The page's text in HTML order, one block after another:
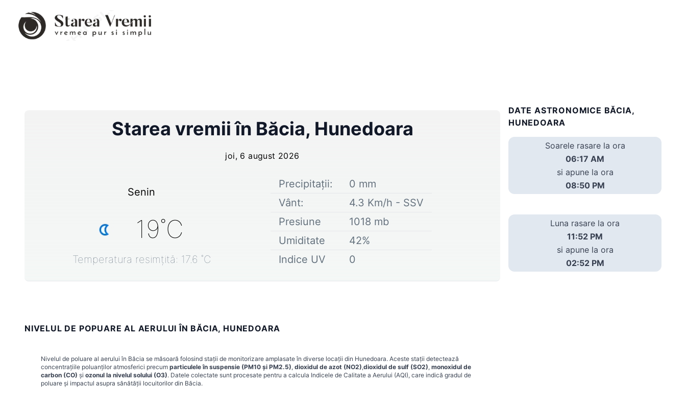
Starea vremii în Băcia, Hunedoara
joi, 6 august 2026
Senin
19˚C
Temperatura resimțită: 17.6 ˚C
Precipitații: 0 mm
Vânt:
4.3 Km/h - SSV
Presiune
1018 mb
Umiditate
42%
Indice UV
0
NIVELUL DE POPUARE AL AERULUI ÎN BĂCIA, HUNEDOARA
Nivelul de poluare al aerului în Băcia se măsoară folosind stații de monitorizare amplasate în diverse locații din Hunedoara. Aceste stații detectează
concentrațiile poluanților atmosferici precum particulele în suspensie (PM10 și PM2.5), dioxidul de azot (NO2),dioxidul de sulf (SO2), monoxidul de
carbon (CO) și ozonul la nivelul solului (O3). Datele colectate sunt procesate pentru a calcula Indicele de Calitate a Aerului (AQI), care indică gradul de
poluare și impactul asupra sănătății locuitorilor din Băcia.
DATE ASTRONOMICE BĂCIA,
HUNEDOARA
Soarele rasare la ora
06:17 AM
si apune la ora
08:50 PM
Luna rasare la ora
11:52 PM
si apune la ora
02:52 PM